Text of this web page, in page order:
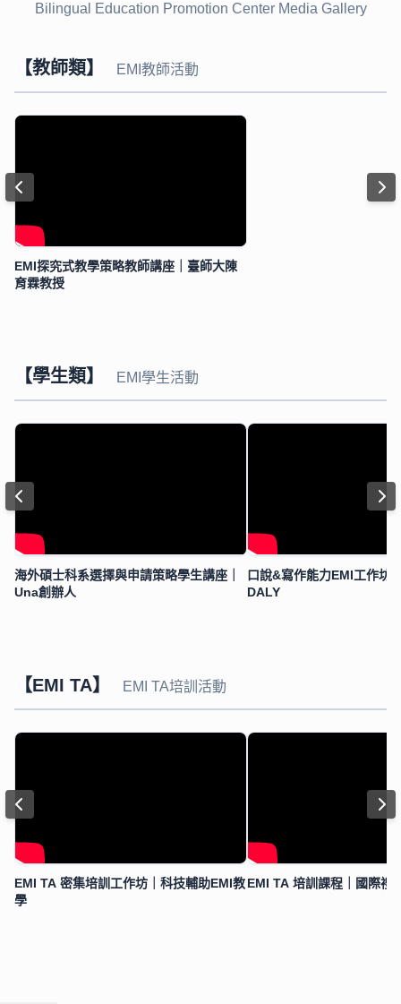
Bilingual Education Promotion Center Media Gallery
【教師類】 EMI教師活動
EMI探究式教學策略教師講座｜臺師大陳
育霖教授
【學生類】 EMI學生活動
海外碩士科系選擇與申請策略學生講座｜
Una創辦人
口說&寫作能力EMI工作坊
DALY
【EMI TA】 EMI TA培訓活動
EMI TA 密集培訓工作坊｜科技輔助EMI教
學
EMI TA 培訓課程｜國際禮